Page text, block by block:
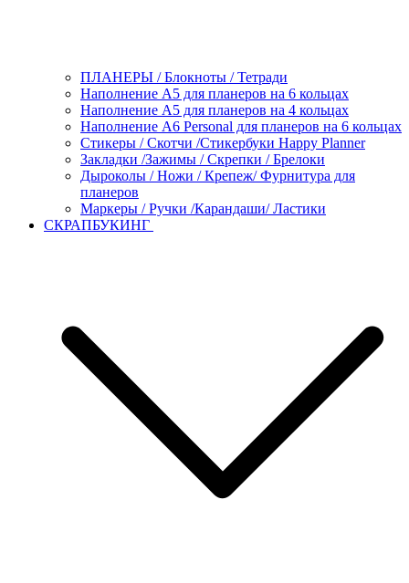
ПЛАНЕРЫ / Блокноты / Тетради
Наполнение А5 для планеров на 6 кольцах
Наполнение А5 для планеров на 4 кольцах
Наполнение А6 Personal для планеров на 6 кольцах
Стикеры / Скотчи /Стикербуки Happy Planner
Закладки /Зажимы / Скрепки / Брелоки
Дыроколы / Ножи / Крепеж/ Фурнитура для
планеров
Маркеры / Ручки /Карандаши/ Ластики
СКРАПБУКИНГ